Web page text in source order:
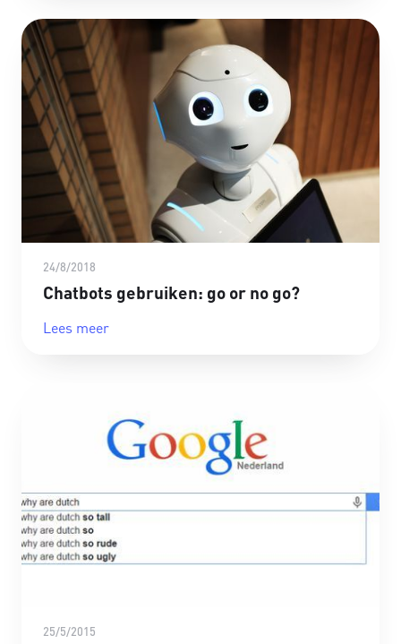
24/8/2018
Chatbots gebruiken: go or no go?
Lees meer
25/5/2015